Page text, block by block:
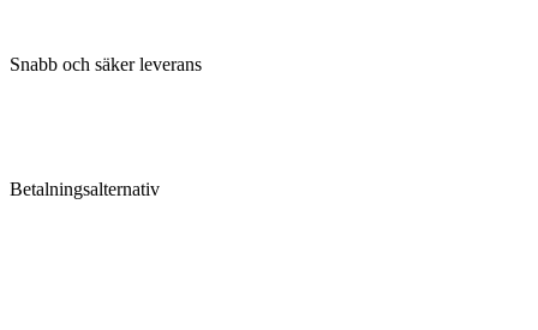
Snabb och säker leverans
Betalningsalternativ